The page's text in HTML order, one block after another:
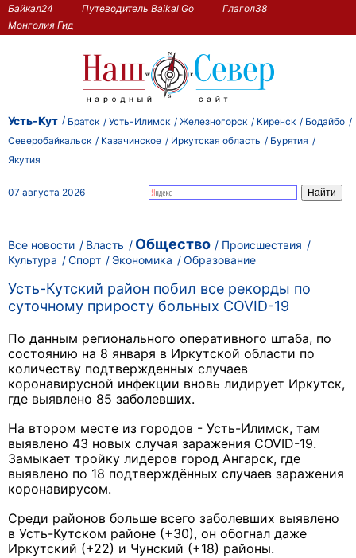
Байкал24 Путеводитель Baikal Go
Глагол38
Монголия Гид
Усть-Кут Братск Усть-Илимск Железногорск Киренск
Бодайбо
Северобайкальск
Казачинское Иркутская область
Бурятия
Якутия
07 августа 2026
Все новости Власть Общество
Происшествия
Культура
Спорт Экономика Образование
Усть-Кутский район побил все рекорды по
суточному приросту больных COVID-19
По данным регионального оперативного штаба, по
состоянию на 8 января в Иркутской области по
количеству подтвержденных случаев
коронавирусной инфекции вновь лидирует Иркутск,
где выявлено 85 заболевших.
На втором месте из городов - Усть-Илимск, там
выявлено 43 новых случая заражения COVID-19.
Замыкает тройку лидеров город Ангарск, где
выявлено по 18 подтверждённых случаев заражения
коронавирусом.
Среди районов больше всего заболевших выявлено
в Усть-Кутском районе (+30), он обогнал даже
Иркутский (+22) и Чунский (+18) районы.